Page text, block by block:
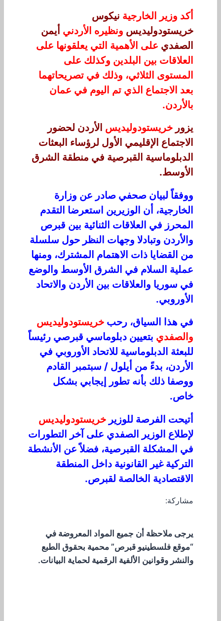
أكد وزير الخارجية نيكوس
خريستودوليديس ونظيره الأردني أيمن
الصفدي على الأهمية التي يعلقونها على
العلاقات بين البلدين وكذلك على
المستوى الثلاثي، وذلك في تصريحاتهما
بعد الاجتماع الذي تم اليوم في عمان
بالأردن.
يزور خريستودوليديس الأردن لحضور
الاجتماع الإقليمي الأول لرؤساء البعثات
الدبلوماسية القبرصية في منطقة الشرق
الأوسط.
ووفقاً لبيان صحفي صادر عن وزارة
الخارجية، أن الوزيرين استعرضا التقدم
المحرز في العلاقات الثنائية بين قبرص
والأردن وتبادلا وجهات النظر حول سلسلة
من القضايا ذات الاهتمام المشترك، ومنها
عملية السلام في الشرق الأوسط والوضع
في سوريا والعلاقات بين الأردن والاتحاد
الأوروبي.
في هذا السياق، رحب خريستودوليديس
والصفدي بتعيين دبلوماسي قبرصي رئيساً
للبعثة الدبلوماسية للاتحاد الأوروبي في
الأردن، بدءً من أيلول / سبتمبر القادم
ووصفا ذلك بأنه تطور إيجابي بشكل
خاص.
أتيحت الفرصة للوزير خريستودوليديس
لإطلاع الوزير الصفدي على آخر التطورات
في المشكلة القبرصية، فضلاً عن الأنشطة
التركية غير القانونية داخل المنطقة
الاقتصادية الخالصة لقبرص.
مشاركة:
يرجى ملاحظة أن جميع المواد المعروضة في
“موقع فلسطينيو قبرص” محمية بحقوق الطبع
والنشر وقوانين الألفية الرقمية لحماية البيانات.